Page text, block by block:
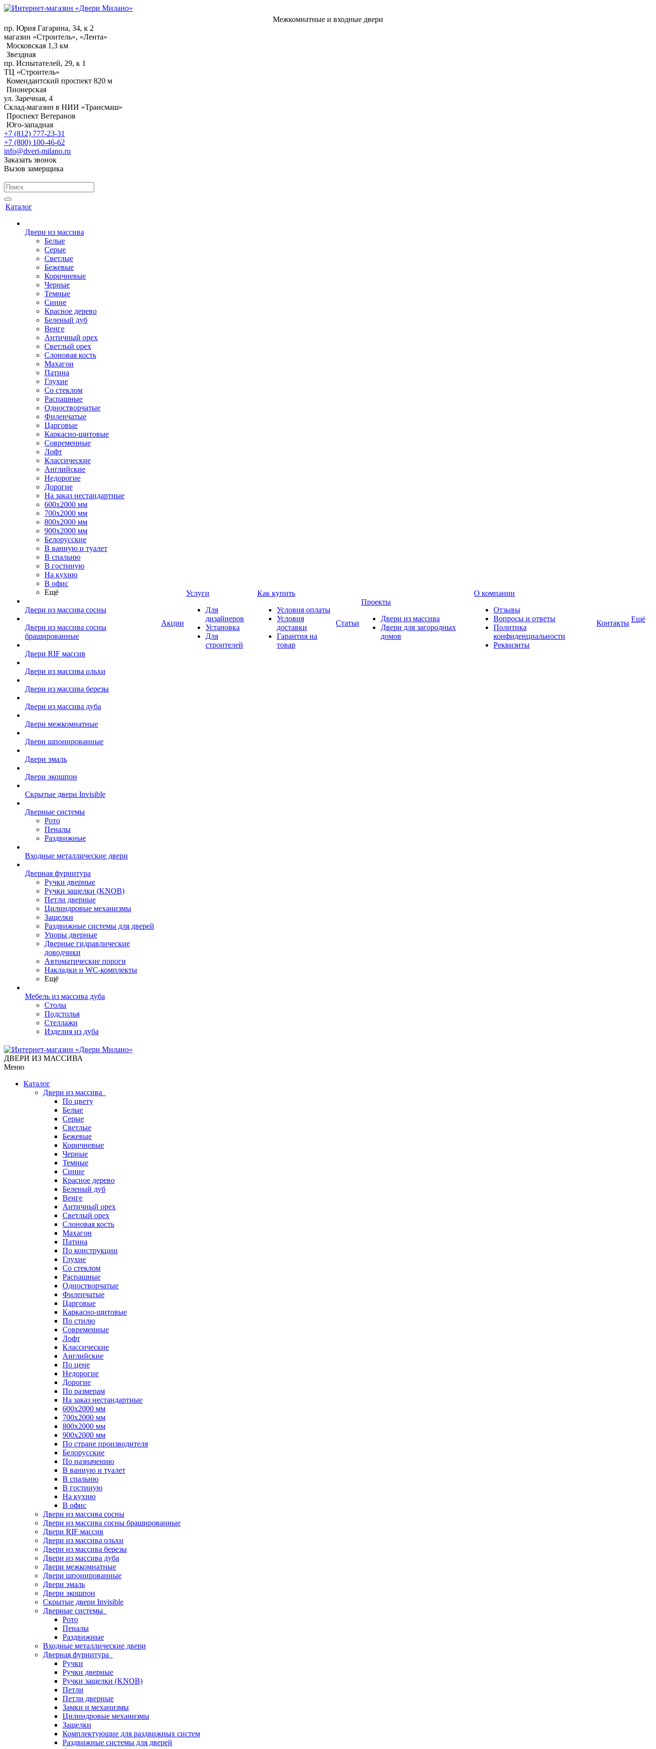
Межкомнатные и входные двери
пр. Юрия Гагарина, 34, к 2
магазин «Строитель», «Лента»
Московская 1,3 км
Звездная
пр. Испытателей, 29, к 1
ТЦ «Строитель»
Комендантский проспект 820 м
Пионерская
ул. Заречная, 4
Склад-магазин в НИИ «Трансмаш»
Проспект Ветеранов
Юго-западная
+7 (812) 777-23-31
+7 (800) 100-46-62
info@dveri-milano.ru
Заказать звонок
Вызов замерщика
Каталог
Двери из массива
Белые
Серые
Светлые
Бежевые
Коричневые
Черные
Темные
Синие
Красное дерево
Беленый дуб
Венге
Античный орех
Светлый орех
Слоновая кость
Махагон
Патина
Глухие
Со стеклом
Распашные
Одностворчатые
Филенчатые
Царговые
Каркасно-щитовые
Современные
Лофт
Классические
Английские
Недорогие
Дорогие
На заказ нестандартные
600х2000 мм
700х2000 мм
800х2000 мм
900х2000 мм
Белорусские
В ванную и туалет
В спальню
В гостиную
На кухню
В офис
Ещё
Двери из массива сосны
Двери из массива сосны
брашированные
Двери RIF массив
Двери из массива ольхи
Двери из массива березы
Двери из массива дуба
Двери межкомнатные
Двери шпонированные
Двери эмаль
Двери экошпон
Скрытые двери Invisible
Дверные системы
Рото
Пеналы
Раздвижные
Входные металлические двери
Дверная фурнитура
Ручки дверные
Ручки защелки (KNOB)
Петли дверные
Цилиндровые механизмы
Защелки
Раздвижные системы для дверей
Упоры дверные
Дверные гидравлические
доводчики
Автоматические пороги
Накладки и WC-комплекты
Ещё
Мебель из массива дуба
Столы
Подстолья
Стеллажи
Изделия из дуба
Акции
Услуги
Для
дизайнеров
Установка
Для
строителей
Как купить
Условия оплаты
Условия
доставки
Гарантия на
товар
Статьи
Проекты
Двери из массива
Двери для загородных
домов
О компании
Отзывы
Вопросы и ответы
Политика
конфиденциальности
Реквизиты
Контакты Ещё
ДВЕРИ ИЗ МАССИВА
Меню
Каталог
Двери из массива
По цвету
Белые
Серые
Светлые
Бежевые
Коричневые
Черные
Темные
Синие
Красное дерево
Беленый дуб
Венге
Античный орех
Светлый орех
Слоновая кость
Махагон
Патина
По конструкции
Глухие
Со стеклом
Распашные
Одностворчатые
Филенчатые
Царговые
Каркасно-щитовые
По стилю
Современные
Лофт
Классические
Английские
По цене
Недорогие
Дорогие
По размерам
На заказ нестандартные
600х2000 мм
700х2000 мм
800х2000 мм
900х2000 мм
По стране производителя
Белорусские
По назначению
В ванную и туалет
В спальню
В гостиную
На кухню
В офис
Двери из массива сосны
Двери из массива сосны брашированные
Двери RIF массив
Двери из массива ольхи
Двери из массива березы
Двери из массива дуба
Двери межкомнатные
Двери шпонированные
Двери эмаль
Двери экошпон
Скрытые двери Invisible
Дверные системы
Рото
Пеналы
Раздвижные
Входные металлические двери
Дверная фурнитура
Ручки
Ручки дверные
Ручки защелки (KNOB)
Петли
Петли дверные
Замки и механизмы
Цилиндровые механизмы
Защелки
Комплектующие для раздвижных систем
Раздвижные системы для дверей